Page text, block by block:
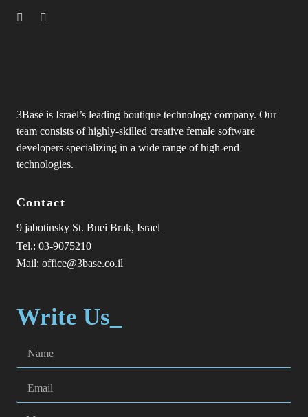
3Base is Israel’s leading boutique technology company. Our
team consists of highly-skilled creative female software
developers specializing in a wide range of high-end
technologies.
Contact
9 jabotinsky St. Bnei Brak, Israel
Tel.: 03-9075210
Mail: office@3base.co.il
Write Us_